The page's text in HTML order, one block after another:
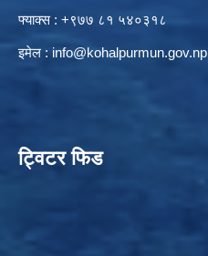
फ्याक्स : +९७७ ८१ ५४०३१८
इमेल : info@kohalpurmun.gov.np
ट्विटर फिड